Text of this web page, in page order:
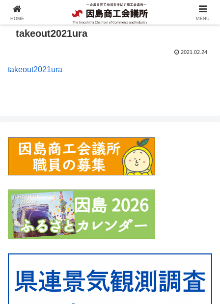
takeout2021ura
2021.02.24
takeout2021ura
HOME MENU